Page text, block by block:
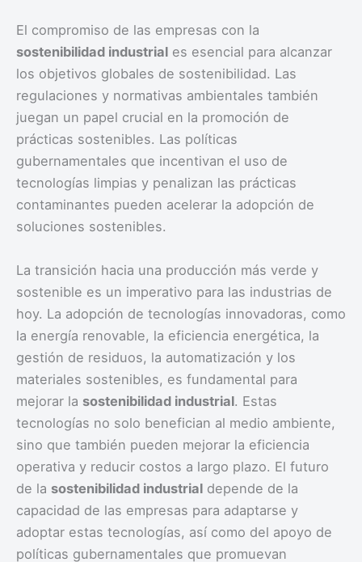
El compromiso de las empresas con la
sostenibilidad industrial es esencial para alcanzar
los objetivos globales de sostenibilidad. Las
regulaciones y normativas ambientales también
juegan un papel crucial en la promoción de
prácticas sostenibles. Las políticas
gubernamentales que incentivan el uso de
tecnologías limpias y penalizan las prácticas
contaminantes pueden acelerar la adopción de
soluciones sostenibles.
La transición hacia una producción más verde y
sostenible es un imperativo para las industrias de
hoy. La adopción de tecnologías innovadoras, como
la energía renovable, la eficiencia energética, la
gestión de residuos, la automatización y los
materiales sostenibles, es fundamental para
mejorar la sostenibilidad industrial. Estas
tecnologías no solo benefician al medio ambiente,
sino que también pueden mejorar la eficiencia
operativa y reducir costos a largo plazo. El futuro
de la sostenibilidad industrial depende de la
capacidad de las empresas para adaptarse y
adoptar estas tecnologías, así como del apoyo de
políticas gubernamentales que promuevan